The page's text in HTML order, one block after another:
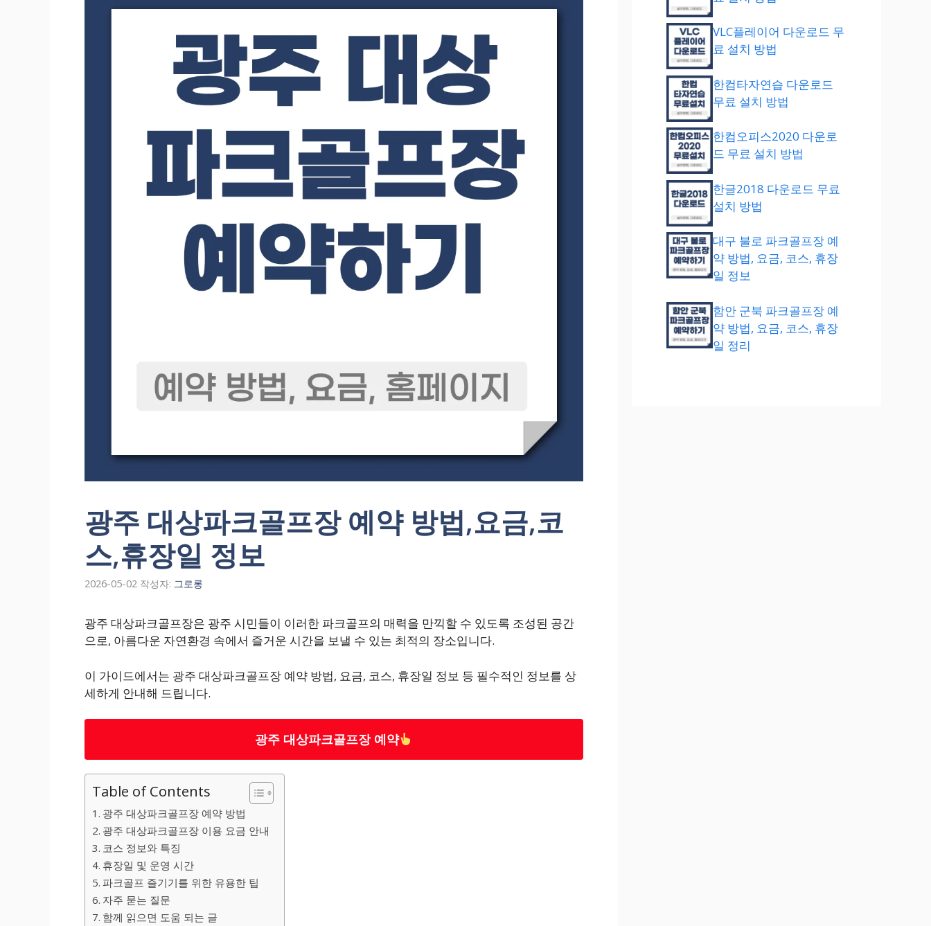
광주 대상파크골프장 예약 방법,요금,코
스,휴장일 정보
2026-05-02 작성자: 그로롱
광주 대상파크골프장은 광주 시민들이 이러한 파크골프의 매력을 만끽할 수 있도록 조성된 공간
으로, 아름다운 자연환경 속에서 즐거운 시간을 보낼 수 있는 최적의 장소입니다.
이 가이드에서는 광주 대상파크골프장 예약 방법, 요금, 코스, 휴장일 정보 등 필수적인 정보를 상
세하게 안내해 드립니다.
광주 대상파크골프장 예약
Table of Contents
광주 대상파크골프장 예약 방법
광주 대상파크골프장 이용 요금 안내
코스 정보와 특징
휴장일 및 운영 시간
파크골프 즐기기를 위한 유용한 팁
자주 묻는 질문
함께 읽으면 도움 되는 글
VLC플레이어 다운로드 무
료 설치 방법
한컴타자연습 다운로드
무료 설치 방법
한컴오피스2020 다운로
드 무료 설치 방법
한글2018 다운로드 무료
설치 방법
대구 불로 파크골프장 예
약 방법, 요금, 코스, 휴장
일 정보
함안 군북 파크골프장 예
약 방법, 요금, 코스, 휴장
일 정리